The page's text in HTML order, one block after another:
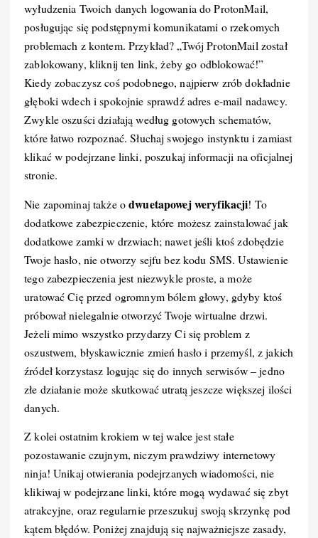
wyłudzenia Twoich danych logowania do ProtonMail,
posługując się podstępnymi komunikatami o rzekomych
problemach z kontem. Przykład? „Twój ProtonMail został
zablokowany, kliknij ten link, żeby go odblokować!”
Kiedy zobaczysz coś podobnego, najpierw zrób dokładnie
głęboki wdech i spokojnie sprawdź adres e-mail nadawcy.
Zwykle oszuści działają według gotowych schematów,
które łatwo rozpoznać. Słuchaj swojego instynktu i zamiast
klikać w podejrzane linki, poszukaj informacji na oficjalnej
stronie.
Nie zapominaj także odwuetapowej weryfikacji! To
dodatkowe zabezpieczenie, które możesz zainstalować jak
dodatkowe zamki w drzwiach; nawet jeśli ktoś zdobędzie
Twoje hasło, nie otworzy sejfu bez kodu SMS. Ustawienie
tego zabezpieczenia jest niezwykle proste, a może
uratować Cię przed ogromnym bólem głowy, gdyby ktoś
próbował nielegalnie otworzyć Twoje wirtualne drzwi.
Jeżeli mimo wszystko przydarzy Ci się problem z
oszustwem, błyskawicznie zmień hasło i przemyśl, z jakich
źródeł korzystasz logując się do innych serwisów – jedno
złe działanie może skutkować utratą jeszcze większej ilości
danych.
Z kolei ostatnim krokiem w tej walce jest stałe
pozostawanie czujnym, niczym prawdziwy internetowy
ninja! Unikaj otwierania podejrzanych wiadomości, nie
klikiwaj w podejrzane linki, które mogą wydawać się zbyt
atrakcyjne, oraz regularnie przeszukuj swoją skrzynkę pod
kątem błędów. Poniżej znajdują się najważniejsze zasady,